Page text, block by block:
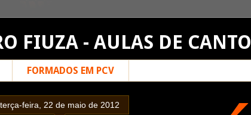
FIUZA - AULAS DE CANTO
FORMADOS EM PCV
terça-feira, 22 de maio de 2012